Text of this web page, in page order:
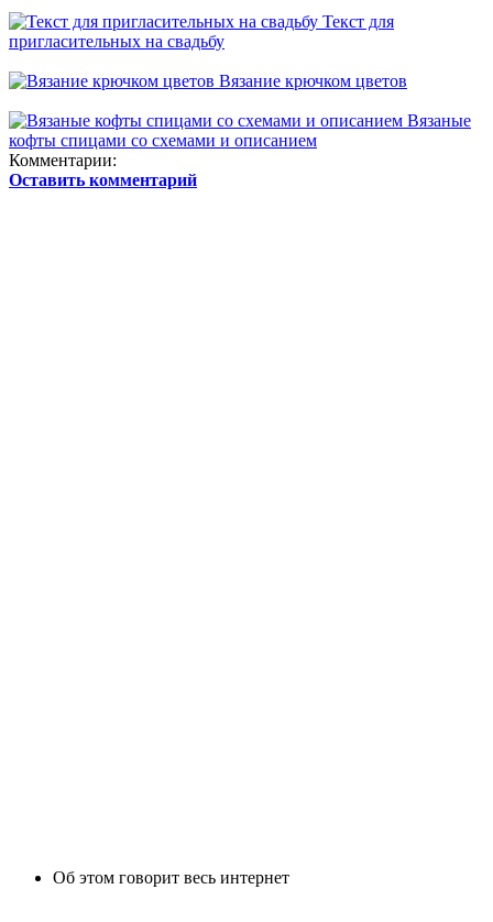
Текст для
пригласительных на свадьбу
Вязание крючком цветов
Вязаные
кофты спицами со схемами и описанием
Комментарии:
Оставить комментарий
Об этом говорит весь интернет